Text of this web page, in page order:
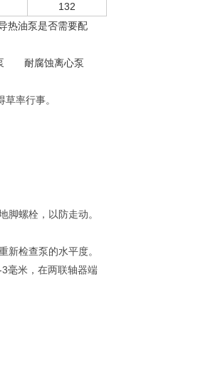
132
油泵是否需要配
泵 耐腐蚀离心泵
率行事。
脚螺栓，以防走动。
检查泵的水平度。
毫米，在两联轴器端